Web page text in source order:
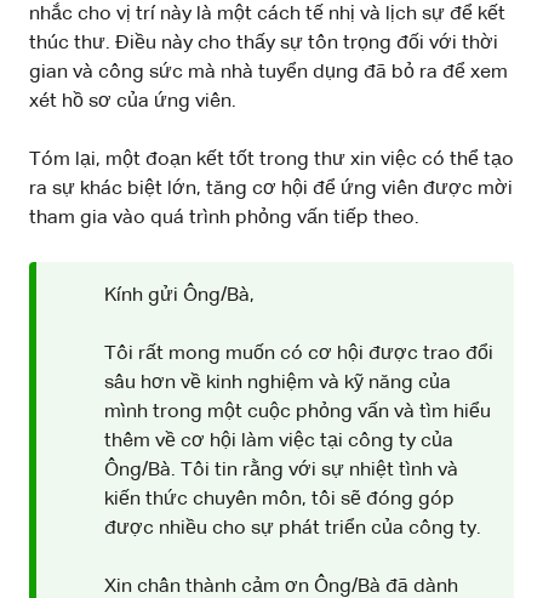
nhắc cho vị trí này là một cách tế nhị và lịch sự để kết
thúc thư. Điều này cho thấy sự tôn trọng đối với thời
gian và công sức mà nhà tuyển dụng đã bỏ ra để xem
xét hồ sơ của ứng viên.
Tóm lại, một đoạn kết tốt trong thư xin việc có thể tạo
ra sự khác biệt lớn, tăng cơ hội để ứng viên được mời
tham gia vào quá trình phỏng vấn tiếp theo.
Kính gửi Ông/Bà,
Tôi rất mong muốn có cơ hội được trao đổi
sâu hơn về kinh nghiệm và kỹ năng của
mình trong một cuộc phỏng vấn và tìm hiểu
thêm về cơ hội làm việc tại công ty của
Ông/Bà. Tôi tin rằng với sự nhiệt tình và
kiến thức chuyên môn, tôi sẽ đóng góp
được nhiều cho sự phát triển của công ty.
Xin chân thành cảm ơn Ông/Bà đã dành